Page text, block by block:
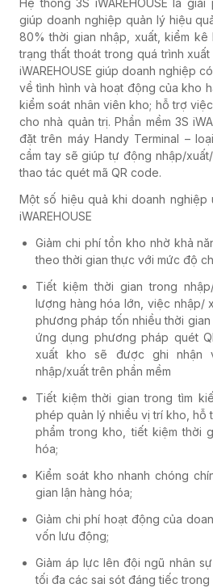
Hệ thống 3S iWAREHOUSE là
giúp doanh nghiệp quản lý hiệu
80% thời gian nhập, xuất, kiểm
trạng thất thoát trong quá trình
iWAREHOUSE giúp doanh nghiệp
về tình hình và hoạt động của kho
kiểm soát nhân viên kho; hỗ trợ
cho nhà quản trị. Phần mềm 3S
đặt trên máy Handy Terminal –
cầm tay sẽ giúp tự động nhập/
thao tác quét mã QR code.
Một số hiệu quả khi doanh nghiệp
iWAREHOUSE
Giảm chi phí tồn kho nhờ khả
theo thời gian thực với mức độ
Tiết kiệm thời gian trong
lượng hàng hóa lớn, việc nhập/
phương pháp tốn nhiều thời
ứng dụng phương pháp quét
xuất kho sẽ được ghi nhận
nhập/xuất trên phần mềm
Tiết kiệm thời gian trong tìm
phép quản lý nhiều vị trí kho, hỗ
phẩm trong kho, tiết kiệm thời
hóa;
Kiểm soát kho nhanh chóng
gian lận hàng hóa;
Giảm chi phí hoạt động của
vốn lưu động;
Giảm áp lực lên đội ngũ nhân
tối đa các sai sót đáng tiếc